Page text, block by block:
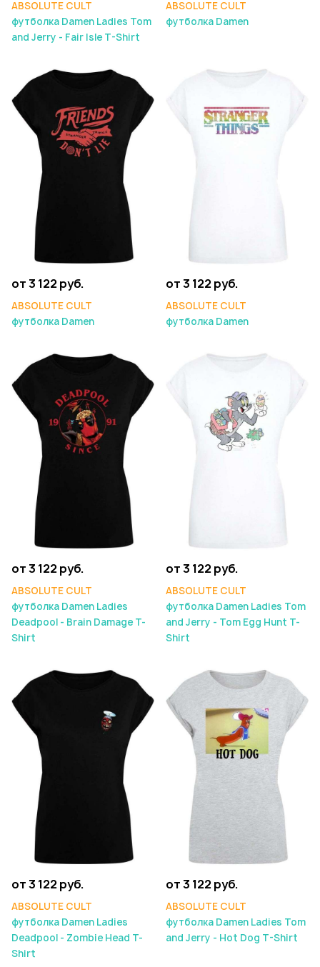
ABSOLUTE CULT
футболка Damen Ladies Tom
and Jerry - Fair Isle T-Shirt
ABSOLUTE CULT
футболка Damen
от 3 122 руб.
ABSOLUTE CULT
футболка Damen
от 3 122 руб.
ABSOLUTE CULT
футболка Damen
от 3 122 руб.
ABSOLUTE CULT
футболка Damen Ladies
Deadpool - Brain Damage T-
Shirt
от 3 122 руб.
ABSOLUTE CULT
футболка Damen Ladies Tom
and Jerry - Tom Egg Hunt T-
Shirt
от 3 122 руб.
ABSOLUTE CULT
футболка Damen Ladies
Deadpool - Zombie Head T-
Shirt
от 3 122 руб.
ABSOLUTE CULT
футболка Damen Ladies Tom
and Jerry - Hot Dog T-Shirt